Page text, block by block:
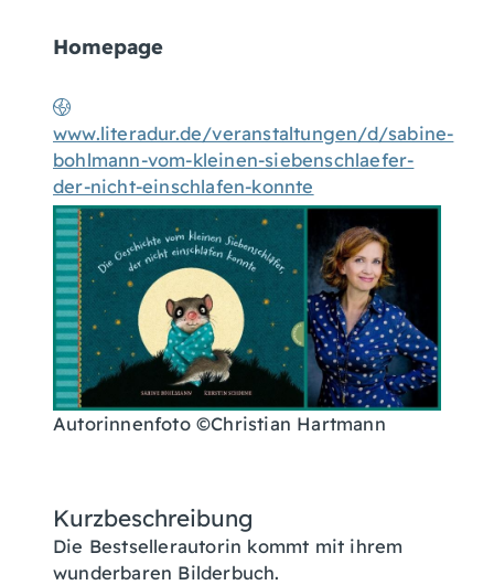
Homepage
www.literadur.de/veranstaltungen/d/sabine-
bohlmann-vom-kleinen-siebenschlaefer-
der-nicht-einschlafen-konnte
Autorinnenfoto ©Christian Hartmann
Kurzbeschreibung
Die Bestsellerautorin kommt mit ihrem
wunderbaren Bilderbuch.